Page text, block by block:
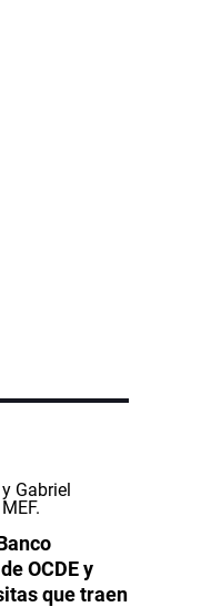
OCDE y
que traen